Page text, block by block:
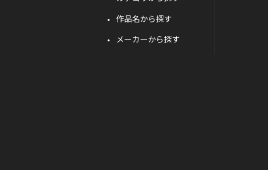
作品名から探す
メーカーから探す